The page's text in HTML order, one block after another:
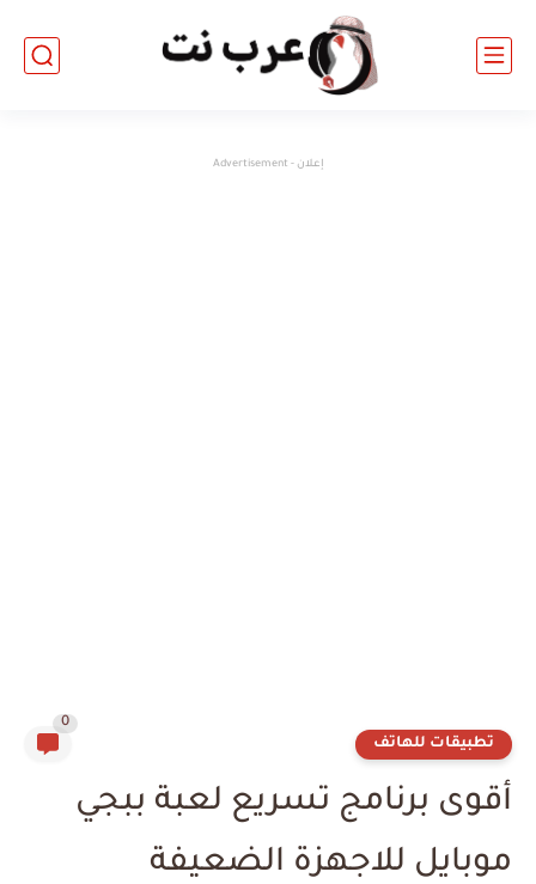
إعلان - Advertisement
تطبيقات للهاتف
0
أقوى برنامج تسريع لعبة ببجي
موبايل للاجهزة الضعيفة